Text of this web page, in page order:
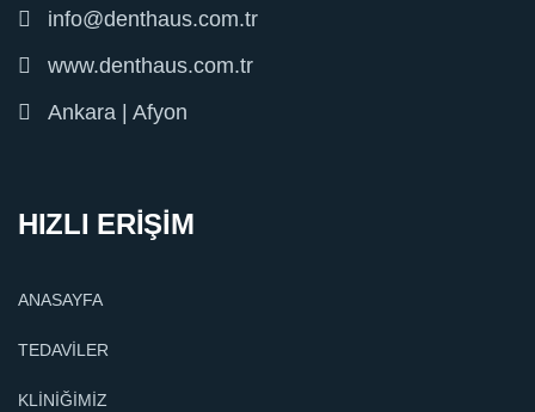
info@denthaus.com.tr
www.denthaus.com.tr
Ankara | Afyon
HIZLI ERİŞİM
ANASAYFA
TEDAVİLER
KLİNİĞİMİZ